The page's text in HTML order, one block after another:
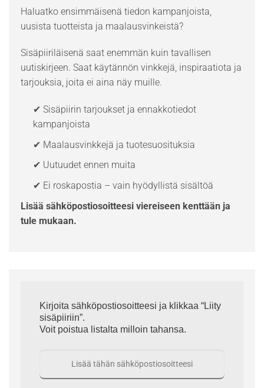
Haluatko ensimmäisenä tiedon kampanjoista,
uusista tuotteista ja maalausvinkeistä?
Sisäpiiriläisenä saat enemmän kuin tavallisen
uutiskirjeen. Saat käytännön vinkkejä, inspiraatiota ja
tarjouksia, joita ei aina näy muille.
✔ Sisäpiirin tarjoukset ja ennakkotiedot
kampanjoista
✔ Maalausvinkkejä ja tuotesuosituksia
✔ Uutuudet ennen muita
✔ Ei roskapostia – vain hyödyllistä sisältöä
Lisää sähköpostiosoitteesi viereiseen kenttään ja
tule mukaan.
Kirjoita sähköpostiosoitteesi ja klikkaa “Liity
sisäpiiriin”.
Voit poistua listalta milloin tahansa.